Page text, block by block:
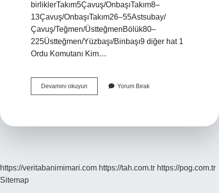
birliklerTakım5Çavuş/OnbaşıTakım8–
13Çavuş/OnbaşıTakım26–55Astsubay/
Çavuş/Teğmen/ÜstteğmenBölük80–
225Üstteğmen/Yüzbaşı/Binbaşı9 diğer hat 1
Ordu Komutanı Kim…
Devamını okuyun
Ordu
Yorum Bırak
https://veritabanimimari.com https://tah.com.tr https://pog.com.tr
Sitemap